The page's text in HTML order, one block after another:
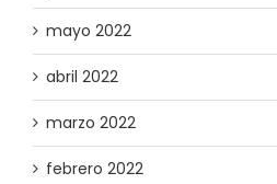
mayo 2022
abril 2022
marzo 2022
febrero 2022